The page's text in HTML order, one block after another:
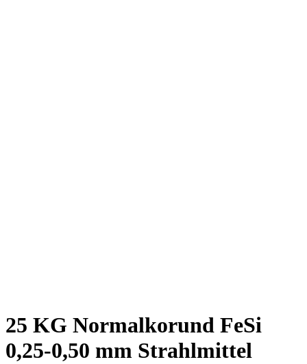
25 KG Normalkorund FeSi
0,25-0,50 mm Strahlmittel